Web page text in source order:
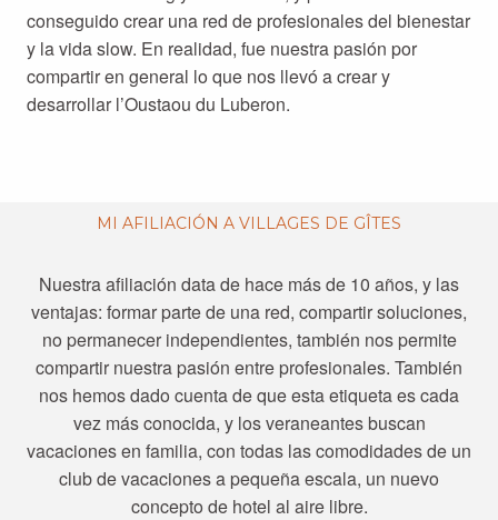
conseguido crear una red de profesionales del bienestar
y la vida slow. En realidad, fue nuestra pasión por
compartir en general lo que nos llevó a crear y
desarrollar l’Oustaou du Luberon.
MI AFILIACIÓN A VILLAGES DE GÎTES
Nuestra afiliación data de hace más de 10 años, y las
ventajas: formar parte de una red, compartir soluciones,
no permanecer independientes, también nos permite
compartir nuestra pasión entre profesionales. También
nos hemos dado cuenta de que esta etiqueta es cada
vez más conocida, y los veraneantes buscan
vacaciones en familia, con todas las comodidades de un
club de vacaciones a pequeña escala, un nuevo
concepto de hotel al aire libre.